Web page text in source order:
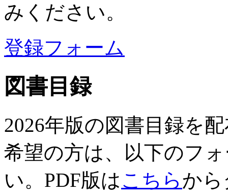
みください。
登録フォーム
図書目録
2026年版の図書目録を
希望の方は、以下のフ
い。PDF版はこちらか